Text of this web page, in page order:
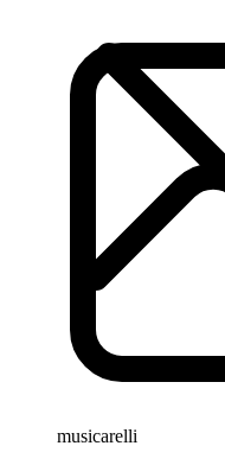
musicarelli